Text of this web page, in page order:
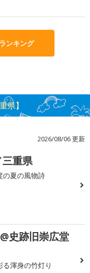
ンキング
県】
2026/08/06 更新
重県
の夏の風物詩
史跡旧崇広堂
渾身の竹灯り